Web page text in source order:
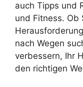
auch Tipps und
und Fitness. Ob
nach Wegen
verbessern, Ihr
den richtigen